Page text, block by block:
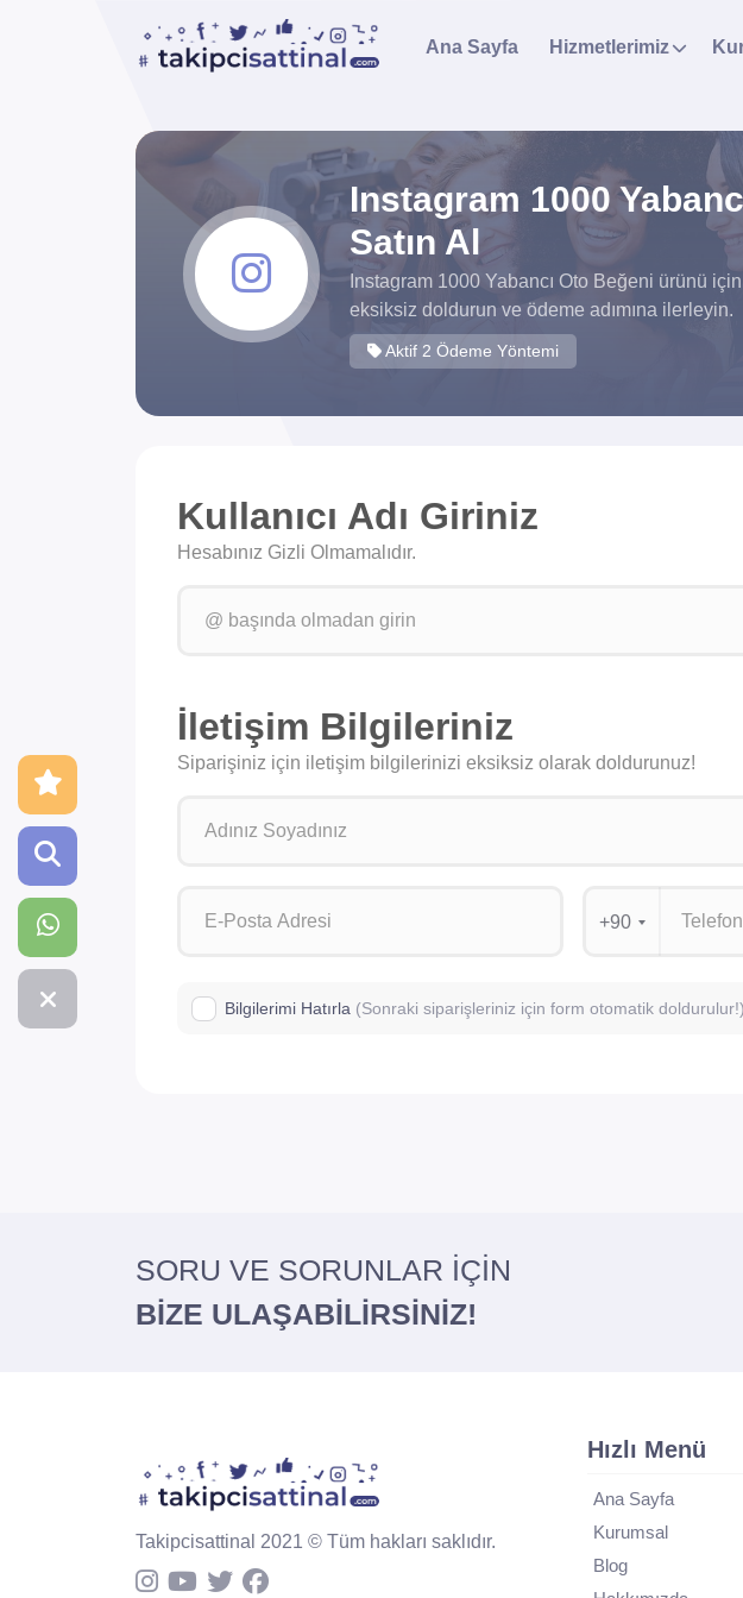
Ana Sayfa Hizmetlerimiz
Instagram 1000
Satın Al
Instagram 1000 Yabancı Oto Beğeni ürünü
eksiksiz doldurun ve ödeme adımına ilerleyin.
Aktif 2 Ödeme Yöntemi
Kullanıcı Adı Giriniz
Hesabınız Gizli Olmamalıdır.
İletişim Bilgileriniz
Siparişiniz için iletişim bilgilerinizi eksiksiz olarak doldurunuz!
+90
Bilgilerimi Hatırla (Sonraki siparişleriniz için form otomatik doldurulur!)
SORU VE SORUNLAR İÇİN
BİZE ULAŞABİLİRSİNİZ!
Takipcisattinal 2021 © Tüm hakları saklıdır.
Hızlı Menü
Ana Sayfa
Kurumsal
Blog